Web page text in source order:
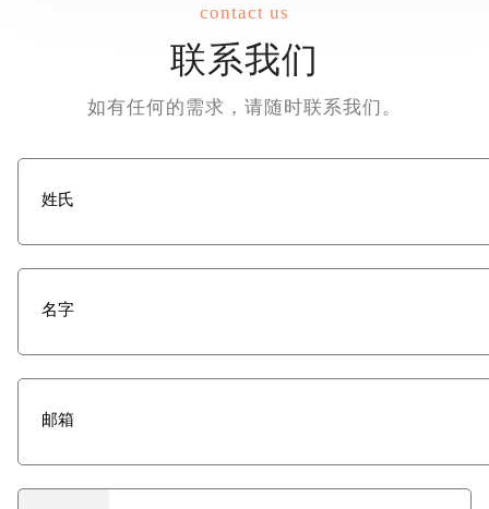
contact us
联系我们
如有任何的需求，请随时联系我们。